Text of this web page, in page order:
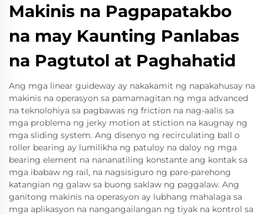
Makinis na Pagpapatakbo
na may Kaunting Panlabas
na Pagtutol at Paghahatid
Ang mga linear guideway ay nakakamit ng napakahusay na
makinis na operasyon sa pamamagitan ng mga advanced
na teknolohiya sa pagbawas ng friction na nag-aalis sa
mga problema ng jerky motion at stiction na kaugnay ng
mga sliding system. Ang disenyo ng recirculating ball o
roller bearing ay lumilikha ng patuloy na daloy ng mga
bearing element na nananatiling konstante ang kontak sa
mga ibabaw ng rail, na nagsisiguro ng pare-parehong
katangian ng galaw sa buong saklaw ng paggalaw. Ang
ganitong makinis na operasyon ay lubhang mahalaga sa
mga aplikasyon na nangangailangan ng tiyak na kontrol sa